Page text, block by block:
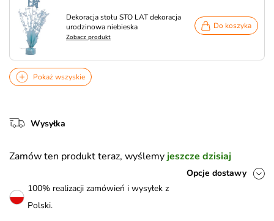
Dekoracja stołu STO LAT dekoracja
urodzinowa niebieska
Zobacz produkt
Do koszyka
Pokaż wszyskie
Wysyłka
Zamów ten produkt teraz, wyślemy jeszcze dzisiaj
Opcje dostawy
100% realizacji zamówień i wysyłek z
Polski.